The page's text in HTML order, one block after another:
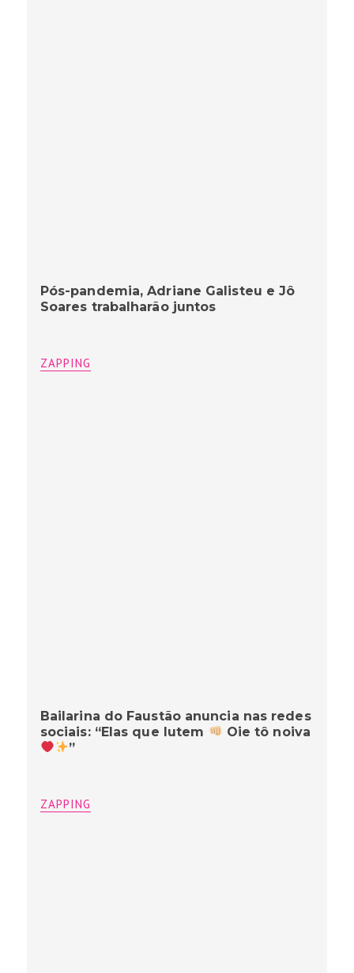
Pós-pandemia, Adriane Galisteu e Jô
Soares trabalharão juntos
ZAPPING
Bailarina do Faustão anuncia nas redes
sociais: “Elas que lutem
Oie tô noiva
”
ZAPPING